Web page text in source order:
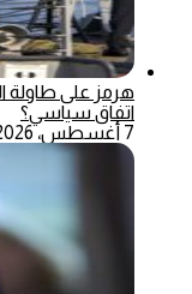
هرمز على طاولة
اتفاق سياسي؟
7 أغسطس، 2026